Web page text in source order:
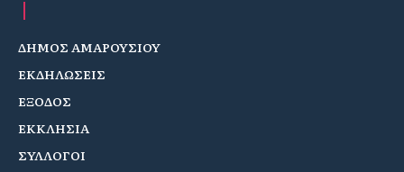
ΔΗΜΟΣ ΑΜΑΡΟΥΣΙΟΥ
ΕΚΔΗΛΩΣΕΙΣ
ΕΞΟΔΟΣ
ΕΚΚΛΗΣΙΑ
ΣΥΛΛΟΓΟΙ